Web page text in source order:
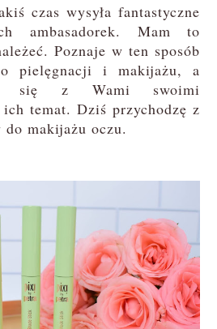
czas wysyła fantastyczne
ambasadorek. Mam to
Poznaje w ten sposób
pielęgnacji i makijażu, a
się z Wami swoimi
ich temat. Dziś przychodzę z
makijażu oczu.